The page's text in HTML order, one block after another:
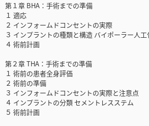
第１章 BHA：手術までの準備
１ 適応
２ インフォームドコンセントの実際
３ インプラントの種類と構造 バイポーラー人工
４ 術前計画
第２章 THA：手術までの準備
１ 術前の患者全身評価
２ 術前の準備
３ インフォームドコンセントの実際と注意点
４ インプラントの分類 セメントレスステム
５ 術前計画